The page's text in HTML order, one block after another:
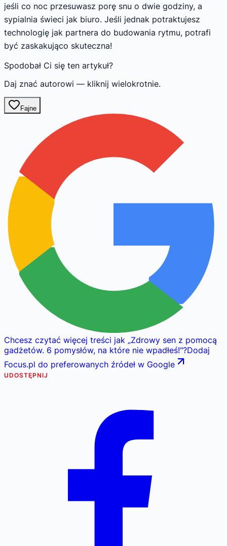
jeśli co noc przesuwasz porę snu o dwie godziny, a
sypialnia świeci jak biuro. Jeśli jednak potraktujesz
technologię jak partnera do budowania rytmu, potrafi
być zaskakująco skuteczna!
Spodobał Ci się ten artykuł?
Daj znać autorowi — kliknij wielokrotnie.
Fajne
Chcesz czytać więcej treści jak „Zdrowy sen z pomocą
gadżetów. 6 pomysłów, na które nie wpadłeś!"?Dodaj
Focus.pl do preferowanych źródeł w Google
UDOSTĘPNIJ